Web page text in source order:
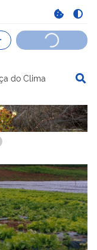
do Clima
Serviços